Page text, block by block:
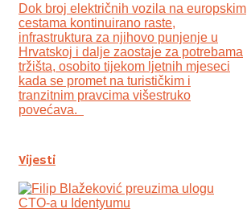
Dok broj električnih vozila na europskim
cestama kontinuirano raste,
infrastruktura za njihovo punjenje u
Hrvatskoj i dalje zaostaje za potrebama
tržišta, osobito tijekom ljetnih mjeseci
kada se promet na turističkim i
tranzitnim pravcima višestruko
povećava.
Vijesti